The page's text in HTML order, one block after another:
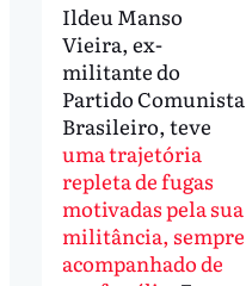
Ildeu Manso
Vieira, ex-
militante do
Partido Comunista
Brasileiro, teve
uma trajetória
repleta de fugas
motivadas pela sua
militância, sempre
acompanhado de